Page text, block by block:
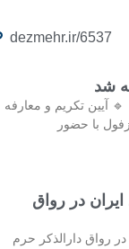
dezmehr.ir/6537
شد
آیین تکریم و معارفه
با حضور
در رواق
رواق دارالذکر حرم